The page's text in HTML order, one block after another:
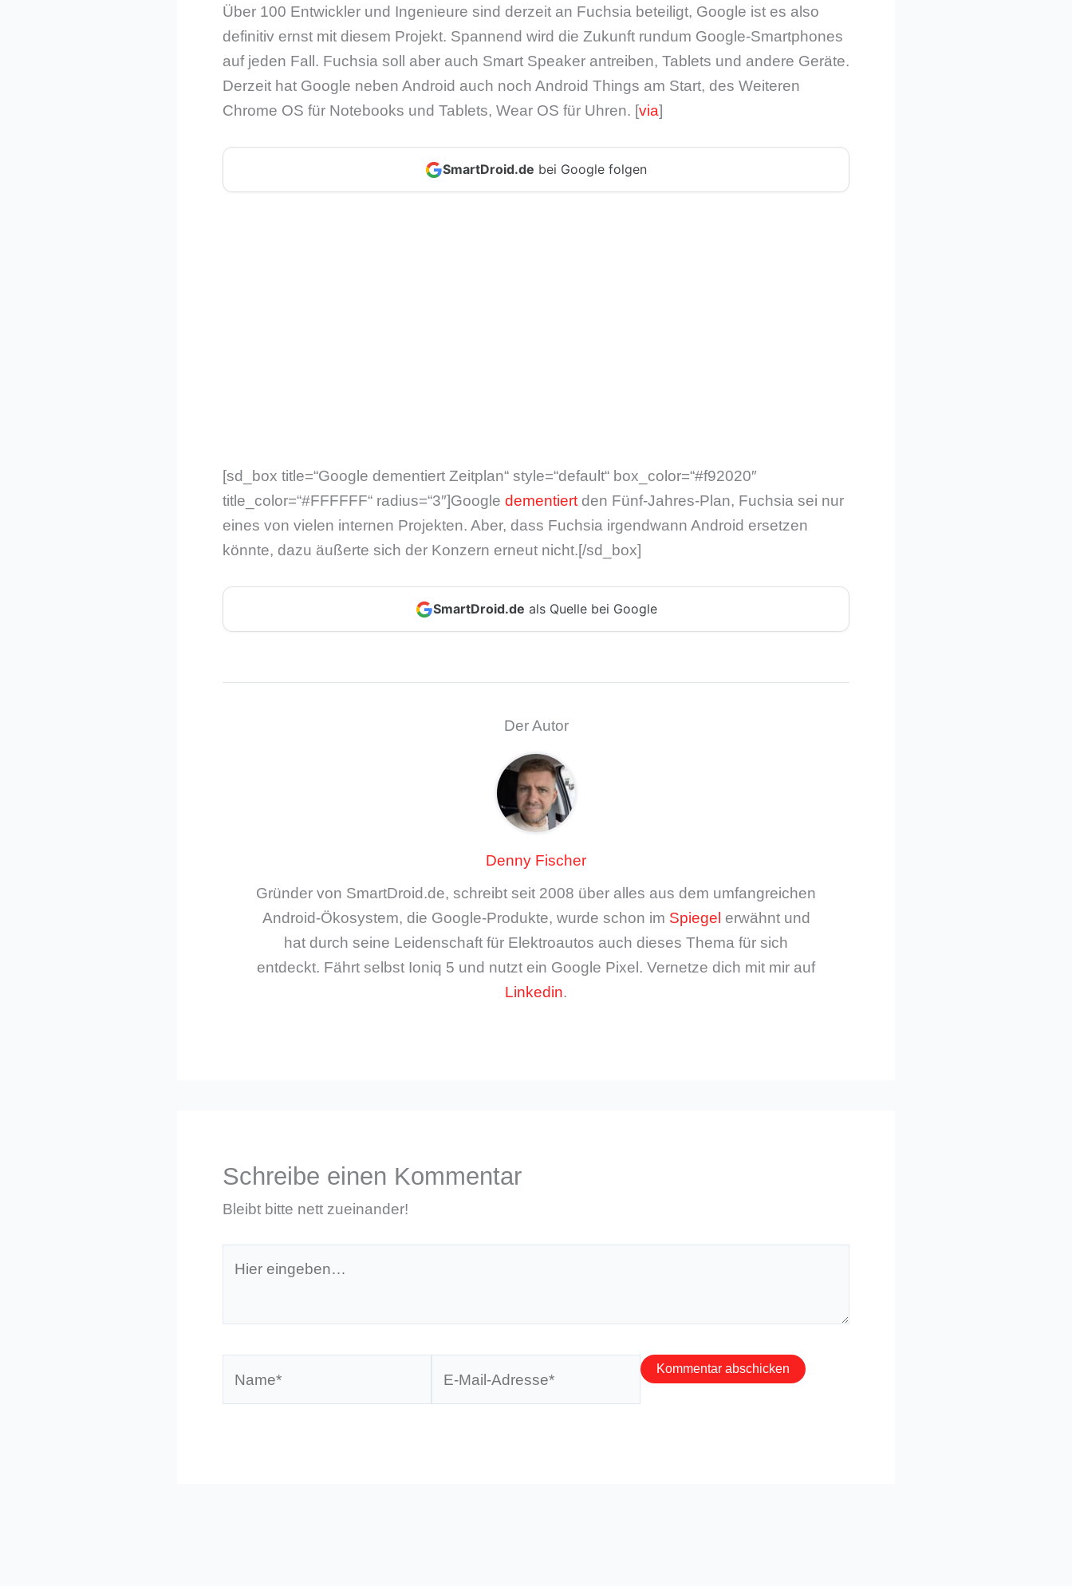
Über 100 Entwickler und Ingenieure sind derzeit an Fuchsia beteiligt, Google ist es also
definitiv ernst mit diesem Projekt. Spannend wird die Zukunft rundum Google-Smartphones
auf jeden Fall. Fuchsia soll aber auch Smart Speaker antreiben, Tablets und andere Geräte.
Derzeit hat Google neben Android auch noch Android Things am Start, des Weiteren
Chrome OS für Notebooks und Tablets, Wear OS für Uhren. [via]
SmartDroid.de bei Google folgen
[sd_box title=“Google dementiert Zeitplan“ style=“default“ box_color=“#f92020″
title_color=“#FFFFFF“ radius=“3″]Google dementiert den Fünf-Jahres-Plan, Fuchsia sei nur
eines von vielen internen Projekten. Aber, dass Fuchsia irgendwann Android ersetzen
könnte, dazu äußerte sich der Konzern erneut nicht.[/sd_box]
SmartDroid.de als Quelle bei Google
Der Autor
Denny Fischer
Gründer von SmartDroid.de, schreibt seit 2008 über alles aus dem umfangreichen
Android-Ökosystem, die Google-Produkte, wurde schon im Spiegel erwähnt und
hat durch seine Leidenschaft für Elektroautos auch dieses Thema für sich
entdeckt. Fährt selbst Ioniq 5 und nutzt ein Google Pixel. Vernetze dich mit mir auf
Linkedin.
Schreibe einen Kommentar
Bleibt bitte nett zueinander!
eingeben…